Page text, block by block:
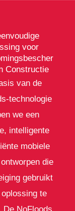
voor
Constructie
van de
technologie
we een
intelligente
mobiele
die
gebruikt
te